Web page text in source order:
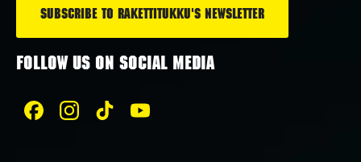
FOLLOW US ON SOCIAL MEDIA